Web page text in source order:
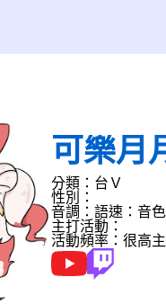
可樂月
分類：台Ｖ
性別：
音調： 語速： 音色
主打活動：
活動頻率：很高